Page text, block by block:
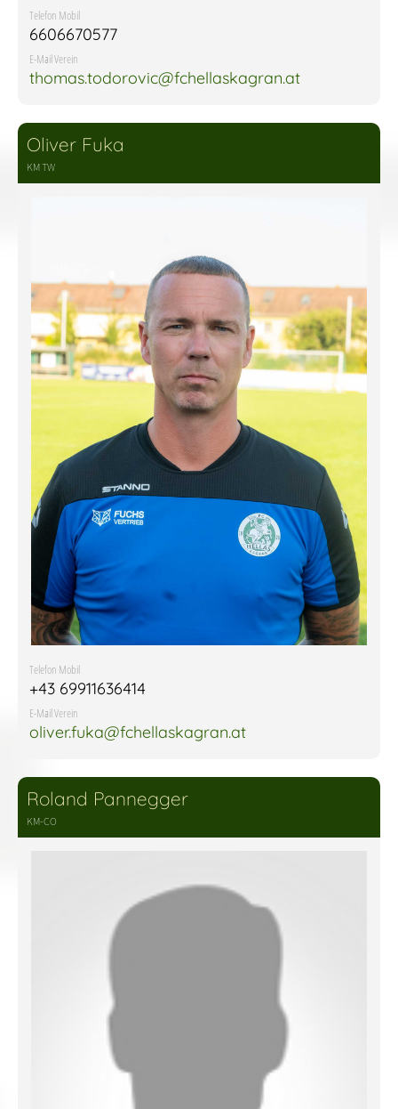
Telefon Mobil
6606670577
E-Mail Verein
thomas.todorovic@fchellaskagran.at
Oliver Fuka
KM TW
Telefon Mobil
+43 69911636414
E-Mail Verein
oliver.fuka@fchellaskagran.at
Roland Pannegger
KM-CO